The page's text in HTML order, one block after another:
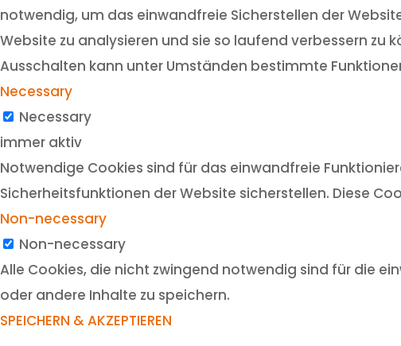
notwendig, um das einwandfreie Sicherstellen der
Website zu analysieren und sie so laufend verbessern zu
Ausschalten kann unter Umständen bestimmte
Necessary
Necessary
immer aktiv
Notwendige Cookies sind für das einwandfreie
Sicherheitsfunktionen der Website sicherstellen. Diese
Non-necessary
Non-necessary
Alle Cookies, die nicht zwingend notwendig sind für die
oder andere Inhalte zu speichern.
SPEICHERN & AKZEPTIEREN